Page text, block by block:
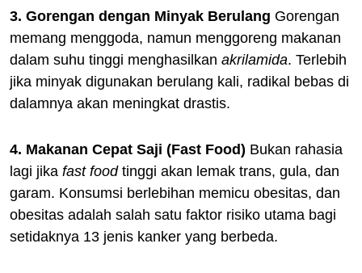
3. Gorengan dengan Minyak Berulang Gorengan
memang menggoda, namun menggoreng makanan
dalam suhu tinggi menghasilkan akrilamida. Terlebih
jika minyak digunakan berulang kali, radikal bebas di
dalamnya akan meningkat drastis.
4. Makanan Cepat Saji (Fast Food) Bukan rahasia
lagi jika fast foodtinggi akan lemak trans, gula, dan
garam. Konsumsi berlebihan memicu obesitas, dan
obesitas adalah salah satu faktor risiko utama bagi
setidaknya 13 jenis kanker yang berbeda.